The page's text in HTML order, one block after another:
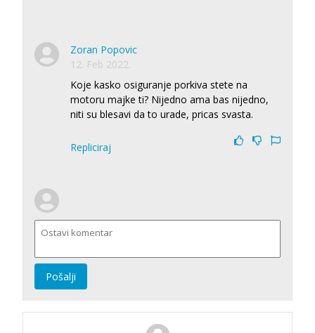
Zoran Popovic
12. Feb 2022.
Koje kasko osiguranje porkiva stete na
motoru majke ti? Nijedno ama bas nijedno,
niti su blesavi da to urade, pricas svasta.
Repliciraj
Pošalji